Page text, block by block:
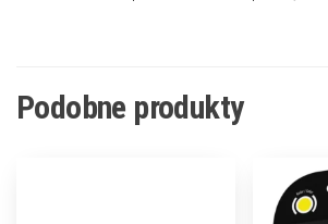
Podobne produkty